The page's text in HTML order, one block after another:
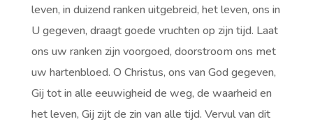
leven, in duizend ranken uitgebreid, het leven, ons in
U gegeven, draagt goede vruchten op zijn tijd. Laat
ons uw ranken zijn voorgoed, doorstroom ons met
uw hartenbloed. O Christus, ons van God gegeven,
Gij tot in alle eeuwigheid de weg, de waarheid en
het leven, Gij zijt de zin van alle tijd. Vervul van dit